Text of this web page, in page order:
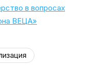
в вопросах
ВЕЦА»